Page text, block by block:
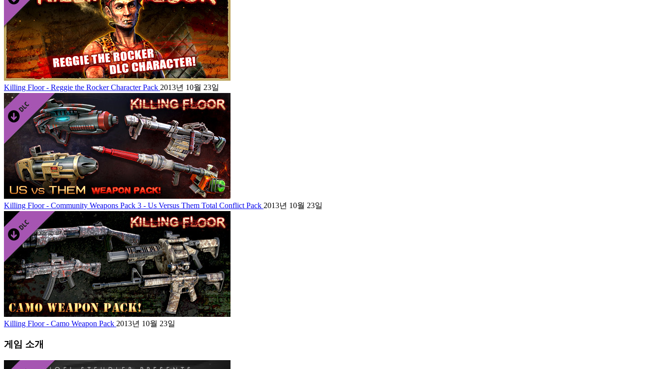
Killing Floor - Reggie the Rocker Character Pack 2013년 10월 23일
Killing Floor - Community Weapons Pack 3 - Us Versus Them Total Conflict Pack 2013년 10월 23일
Killing Floor - Camo Weapon Pack 2013년 10월 23일
게임 소개